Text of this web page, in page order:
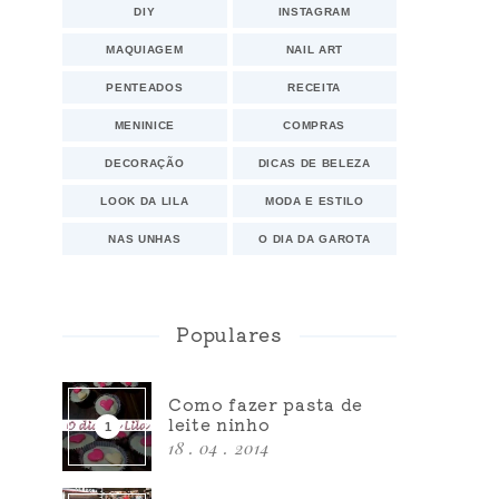
DIY INSTAGRAM
MAQUIAGEM NAIL ART
PENTEADOS RECEITA
MENINICE COMPRAS
DECORAÇÃO DICAS DE BELEZA
LOOK DA LILA MODA E ESTILO
NAS UNHAS O DIA DA GAROTA
Populares
Como fazer pasta de
leite ninho
18 . 04 . 2014